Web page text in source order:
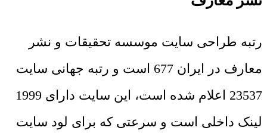
رتبه طراحی سایت موسسه تحقیقات و نشر
معارف در ایران 677 است و رتبه جهانی سایت
23537 اعلام شده است، این سایت دارای 1999
لینک داخلی است و سرعتی که برای لود سایت